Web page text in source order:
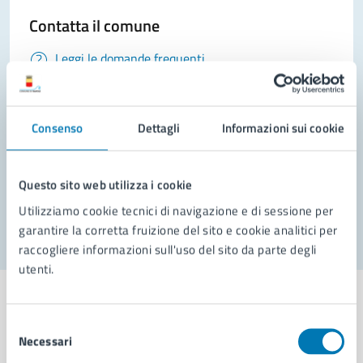
Consenso Dettagli Informazioni sui cookie
Questo sito web utilizza i cookie
Utilizziamo cookie tecnici di navigazione e di sessione per
garantire la corretta fruizione del sito e cookie analitici per
raccogliere informazioni sull'uso del sito da parte degli
utenti.
delNecessari
Contatta il comune
Leggi le domande frequenti
Prenota appuntamento